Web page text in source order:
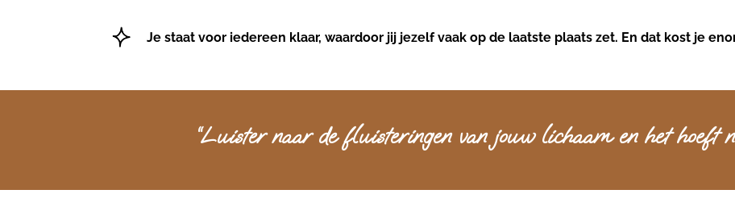
Je staat voor iedereen klaar, waardoor jij jezelf vaak op de laatste plaats zet. En dat kost je
“Luister naar de fluisteringen van jouw lichaam en het hoeft